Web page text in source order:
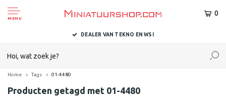
MENU
0
DEALER VAN TEKNO EN WSI
Home Tags 01-4480
Producten getagd met 01-4480